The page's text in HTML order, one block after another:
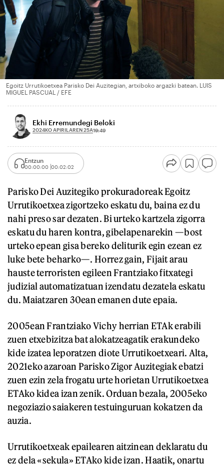
Egoitz Urrutikoetxea Parisko Dei Auzitegian, artxiboko argazki batean. LUIS
MIGUEL PASCUAL / EFE
Ekhi Erremundegi Beloki
2024KO APIRILAREN 25A19:49
Entzun
00:00:00 00:02:02
Parisko Dei Auzitegiko prokuradoreak Egoitz
Urrutikoetxea zigortzeko eskatu du, baina ez du
nahi preso sar dezaten. Bi urteko kartzela zigorra
eskatu du haren kontra, gibelapenarekin —bost
urteko epean gisa bereko deliturik egin ezean ez
luke bete beharko—. Horrez gain, Fijait arau
hauste terroristen egileen Frantziako fitxategi
judizial automatizatuan izendatu dezatela eskatu
du. Maiatzaren 30ean emanen dute epaia.
2005ean Frantziako Vichy herrian ETAk erabili
zuen etxebizitza bat alokatzeagatik erakundeko
kide izatea leporatzen diote Urrutikoetxeari. Alta,
2021eko azaroan Parisko Zigor Auzitegiak ebatzi
zuen ezin zela frogatu urte horietan Urrutikoetxea
ETAko kidea izan zenik. Orduan bezala, 2005eko
negoziazio saiakeren testuinguruan kokatzen da
auzia.
Urrutikoetxeak epailearen aitzinean deklaratu du
ez dela «sekula» ETAko kide izan. Haatik, onartu